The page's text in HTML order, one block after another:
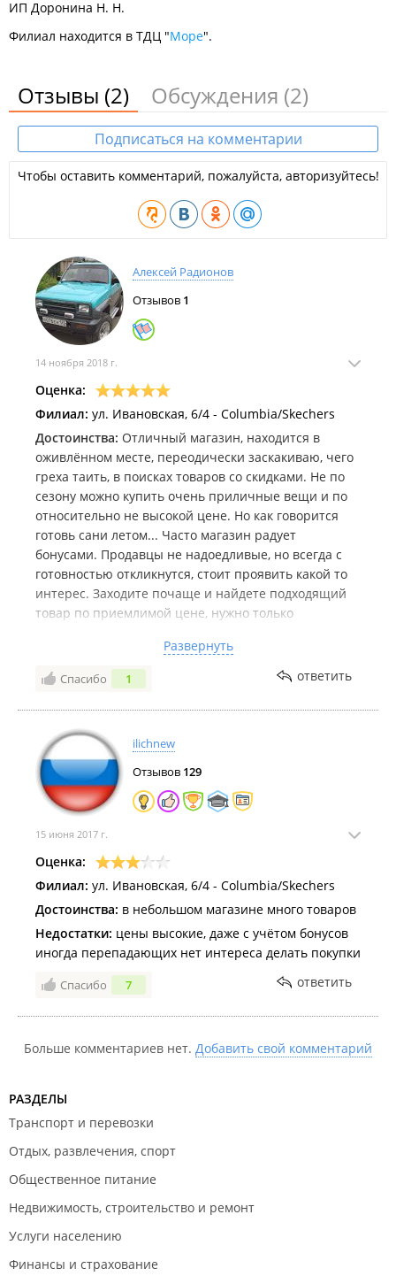
ИП Доронина Н. Н.
Филиал находится в ТДЦ "Море".
Отзывы (2) Обсуждения (2)
Подписаться на комментарии
Чтобы оставить комментарий, пожалуйста, авторизуйтесь!
Алексей Радионов
Отзывов 1
14 ноября 2018 г.
Оценка:
Филиал: ул. Ивановская, 6/4 - Columbia/Skechers
Достоинства: Отличный магазин, находится в
оживлённом месте, переодически заскакиваю, чего
греха таить, в поисках товаров со скидками. Не по
сезону можно купить очень приличные вещи и по
относительно не высокой цене. Но как говорится
готовь сани летом... Часто магазин радует
бонусами. Продавцы не надоедливые, но всегда с
готовностью откликнутся, стоит проявить какой то
интерес. Заходите почаще и найдете подходящий
товар по приемлимой цене, нужно только
Недостаток один, цена, но это вещи, не
на один сезон, два, три, а то и больше.
Развернуть
Спасибо 1 ответить
ilichnew
Отзывов 129
15 июня 2017 г.
Оценка:
Филиал: ул. Ивановская, 6/4 - Columbia/Skechers
Достоинства: в небольшом магазине много товаров
Недостатки: цены высокие, даже с учётом бонусов
иногда перепадающих нет интереса делать покупки
Спасибо 7 ответить
Больше комментариев нет. Добавить свой комментарий
РАЗДЕЛЫ
Транспорт и перевозки
Отдых, развлечения, спорт
Общественное питание
Недвижимость, строительство и ремонт
Услуги населению
Финансы и страхование